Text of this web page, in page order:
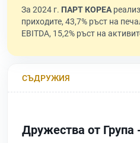
За 2024 г. ПАРТ КОРЕА
приходите, 43,7% ръст на
EBITDA, 15,2% ръст на
СЪДРУЖИЯ
Дружества от Група